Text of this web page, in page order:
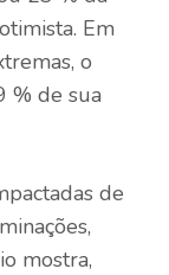
Em
o
% de sua
de
mostra,